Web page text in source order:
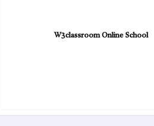
W3classroom Online School